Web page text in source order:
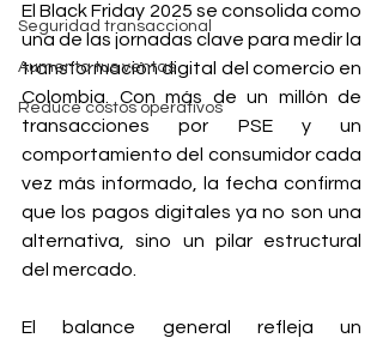
Seguridad transaccional
Aumenta tus ventas
Reduce costos operativos
El Black Friday 2025 se consolida como
una de las jornadas clave para medir la
transformación digital del comercio en
Colombia. Con más de un millón de
transacciones por PSE y un
comportamiento del consumidor cada
vez más informado, la fecha confirma
que los pagos digitales ya no son una
alternativa, sino un pilar estructural
del mercado.
El balance general refleja un